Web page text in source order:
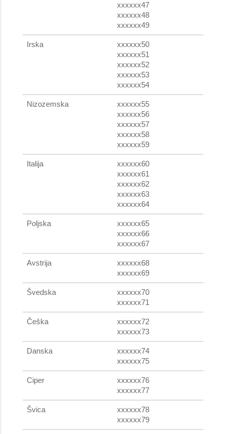
xxxxxx47
xxxxxx48
xxxxxx49
Irska
xxxxxx50
xxxxxx51
xxxxxx52
xxxxxx53
xxxxxx54
Nizozemska
xxxxxx55
xxxxxx56
xxxxxx57
xxxxxx58
xxxxxx59
Italija
xxxxxx60
xxxxxx61
xxxxxx62
xxxxxx63
xxxxxx64
Poljska
xxxxxx65
xxxxxx66
xxxxxx67
Avstrija
xxxxxx68
xxxxxx69
Švedska
xxxxxx70
xxxxxx71
Češka
xxxxxx72
xxxxxx73
Danska
xxxxxx74
xxxxxx75
Ciper
xxxxxx76
xxxxxx77
Švica
xxxxxx78
xxxxxx79